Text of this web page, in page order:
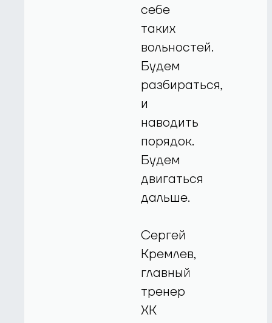
себе
таких
вольностей.
Будем
разбираться,
и
наводить
порядок.
Будем
двигаться
дальше.
Сергей
Кремлев,
главный
тренер
ХК